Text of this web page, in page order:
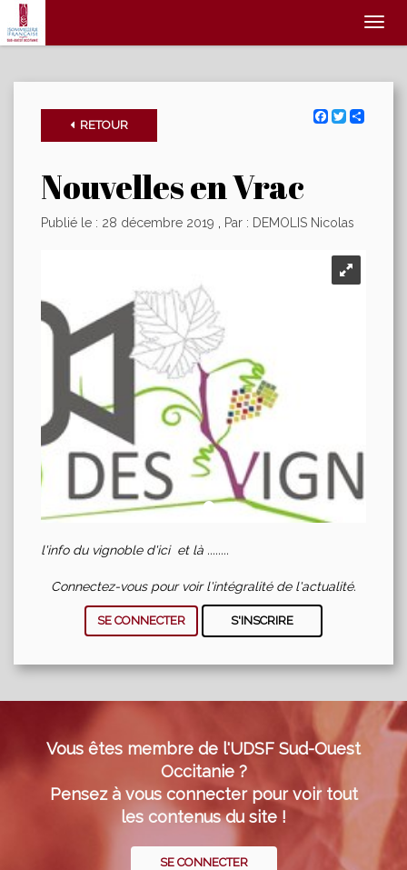
RETOUR
Facebook
Twitter
Nouvelles en Vrac
Publié le : 28 décembre 2019 Par : DEMOLIS Nicolas
l'info du vignoble d'ici et là ........
Connectez-vous pour voir l'intégralité de l'actualité.
SE CONNECTER S'INSCRIRE
Vous êtes membre de l'UDSF Sud-Ouest
Occitanie ?
Pensez à vous connecter pour voir tout
les contenus du site !
SE CONNECTER